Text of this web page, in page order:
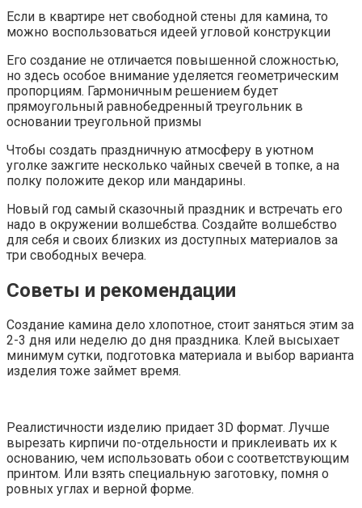
Если в квартире нет свободной стены для камина, то
можно воспользоваться идеей угловой конструкции
Его создание не отличается повышенной сложностью,
но здесь особое внимание уделяется геометрическим
пропорциям. Гармоничным решением будет
прямоугольный равнобедренный треугольник в
основании треугольной призмы
Чтобы создать праздничную атмосферу в уютном
уголке зажгите несколько чайных свечей в топке, а на
полку положите декор или мандарины.
Новый год самый сказочный праздник и встречать его
надо в окружении волшебства. Создайте волшебство
для себя и своих близких из доступных материалов за
три свободных вечера.
Советы и рекомендации
Создание камина дело хлопотное, стоит заняться этим за
2-3 дня или неделю до дня праздника. Клей высыхает
минимум сутки, подготовка материала и выбор варианта
изделия тоже займет время.
Реалистичности изделию придает 3D формат. Лучше
вырезать кирпичи по-отдельности и приклеивать их к
основанию, чем использовать обои с соответствующим
принтом. Или взять специальную заготовку, помня о
ровных углах и верной форме.